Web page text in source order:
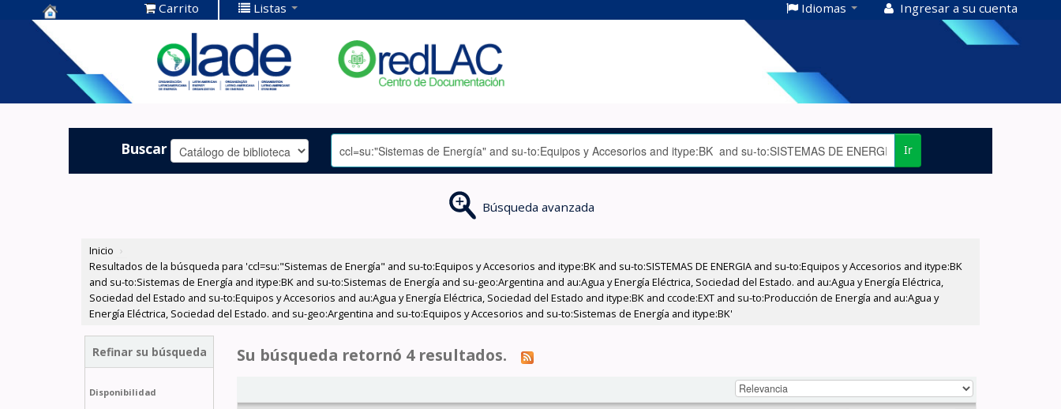
Centro de
Documentación
OLADE -
Carrito Listas Idiomas Ingresar a su cuenta
Buscar Ir
Búsqueda avanzada
Inicio ›
Resultados de la búsqueda para 'ccl=su:"Sistemas de Energía" and su-to:Equipos y Accesorios and itype:BK and su-to:SISTEMAS DE ENERGIA and su-to:Equipos y Accesorios and itype:BK
and su-to:Sistemas de Energía and itype:BK and su-to:Sistemas de Energía and su-geo:Argentina and au:Agua y Energía Eléctrica, Sociedad del Estado. and au:Agua y Energía Eléctrica,
Sociedad del Estado and su-to:Equipos y Accesorios and au:Agua y Energía Eléctrica, Sociedad del Estado and itype:BK and ccode:EXT and su-to:Producción de Energía and au:Agua y
Energía Eléctrica, Sociedad del Estado. and su-geo:Argentina and su-to:Equipos y Accesorios and su-to:Sistemas de Energía and itype:BK'
Refinar su búsqueda
Disponibilidad
Su búsqueda retornó 4 resultados.